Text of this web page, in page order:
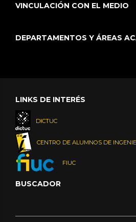
VINCULACIÓN CON EL MEDIO
DEPARTAMENTOS Y ÁREAS
LINKS DE INTERÉS
DICTUC
CENTRO DE ALUMNOS DE
FIUC
BUSCADOR